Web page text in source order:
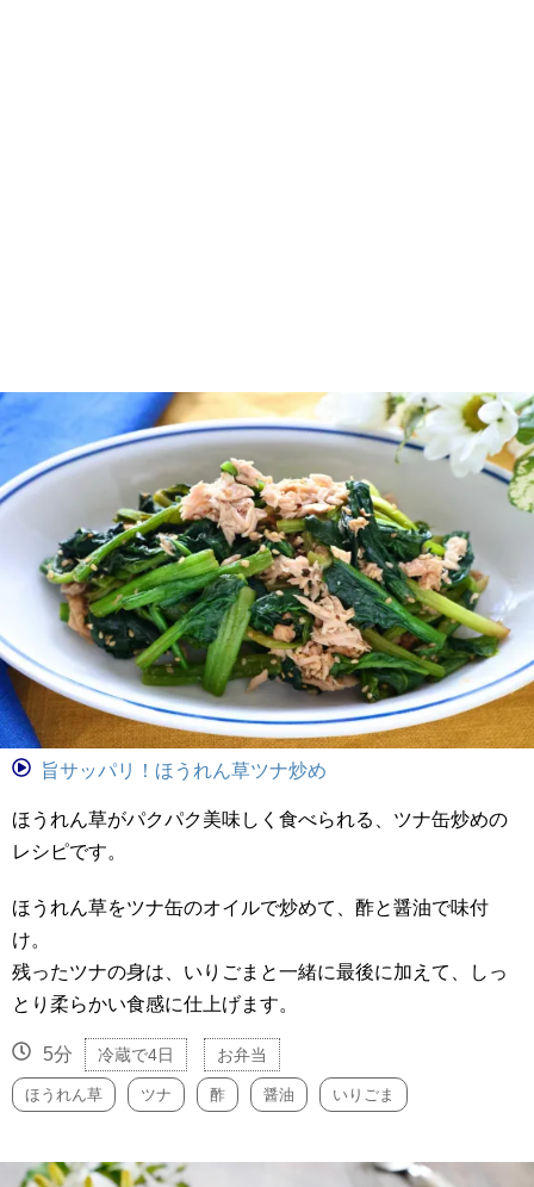
旨サッパリ！ほうれん草ツナ炒め
ほうれん草がパクパク美味しく食べられる、ツナ缶炒めの
レシピです。
ほうれん草をツナ缶のオイルで炒めて、酢と醤油で味付
け。
残ったツナの身は、いりごまと一緒に最後に加えて、しっ
とり柔らかい食感に仕上げます。
5分 冷蔵で4日 お弁当
ほうれん草 ツナ 酢 醤油 いりごま